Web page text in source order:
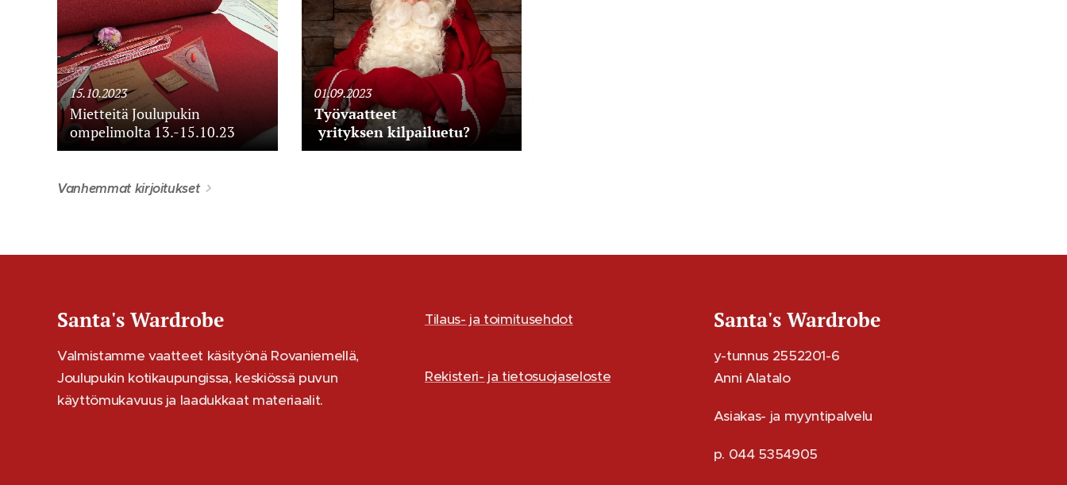
15.10.2023
Mietteitä Joulupukin
ompelimolta 13.-15.10.23
01.09.2023
Työvaatteet
yrityksenkilpailuetu?
Vanhemmat kirjoitukset
Santa's Wardrobe
Valmistamme vaatteet käsityönä Rovaniemellä,
Joulupukin kotikaupungissa, keskiössä puvun
käyttömukavuus ja laadukkaat materiaalit.
Tilaus- ja toimitusehdot
Rekisteri- ja tietosuojaseloste
Santa's Wardrobe
y-tunnus 2552201-6
Anni Alatalo
Asiakas- ja myyntipalvelu
p. 044 5354905